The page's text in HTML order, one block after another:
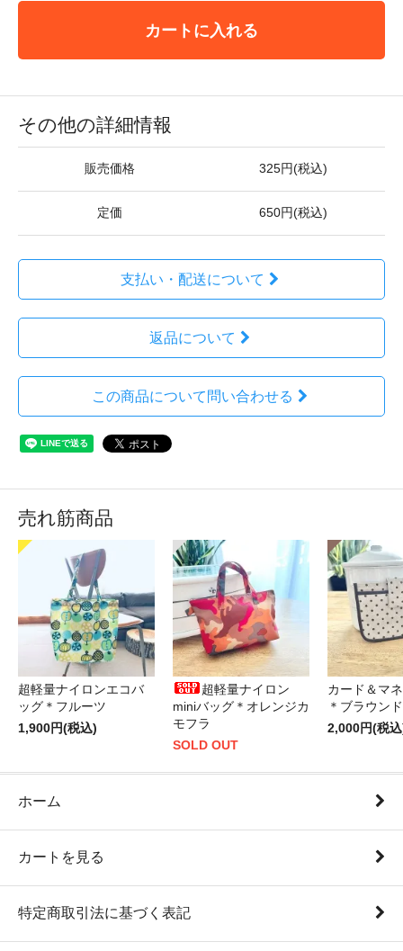
カートに入れる
その他の詳細情報
販売価格 325円(税込)
定価 650円(税込)
支払い・配送について
返品について
この商品について問い合わせる
売れ筋商品
超軽量ナイロンエコバ
ッグ＊フルーツ
1,900円(税込)
超軽量ナイロン
miniバッグ＊オレンジカ
モフラ
SOLD OUT
カード＆マ
＊ブラウン
2,000円(税
ホーム
カートを見る
特定商取引法に基づく表記